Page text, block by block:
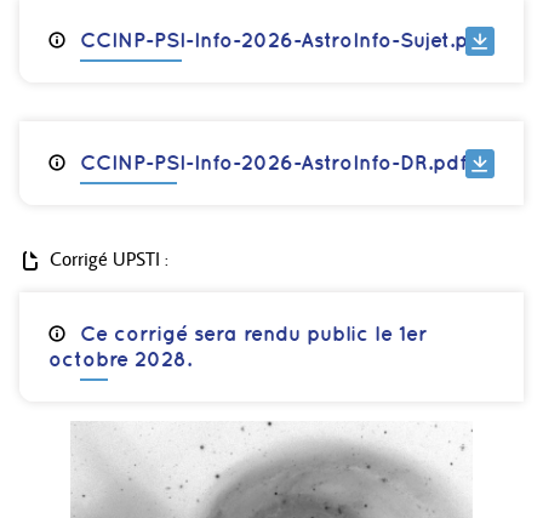
CCINP-PSI-Info-2026-AstroInfo-Sujet.pdf
CCINP-PSI-Info-2026-AstroInfo-DR.pdf
Corrigé UPSTI :
Ce corrigé sera rendu public le 1er
octobre 2028.